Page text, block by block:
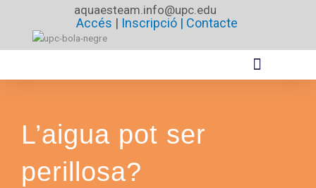
contingut
aquaesteam.info@upc.edu
Accés | Inscripció | Contacte
L’aigua pot ser
perillosa?